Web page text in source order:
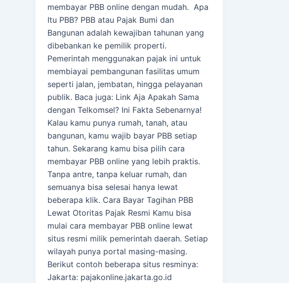
membayar PBB online dengan mudah. Apa
Itu PBB? PBB atau Pajak Bumi dan
Bangunan adalah kewajiban tahunan yang
dibebankan ke pemilik properti.
Pemerintah menggunakan pajak ini untuk
membiayai pembangunan fasilitas umum
seperti jalan, jembatan, hingga pelayanan
publik. Baca juga: Link Aja Apakah Sama
dengan Telkomsel? Ini Fakta Sebenarnya!
Kalau kamu punya rumah, tanah, atau
bangunan, kamu wajib bayar PBB setiap
tahun. Sekarang kamu bisa pilih cara
membayar PBB online yang lebih praktis.
Tanpa antre, tanpa keluar rumah, dan
semuanya bisa selesai hanya lewat
beberapa klik. Cara Bayar Tagihan PBB
Lewat Otoritas Pajak Resmi Kamu bisa
mulai cara membayar PBB online lewat
situs resmi milik pemerintah daerah. Setiap
wilayah punya portal masing-masing.
Berikut contoh beberapa situs resminya:
Jakarta: pajakonline.jakarta.go.id